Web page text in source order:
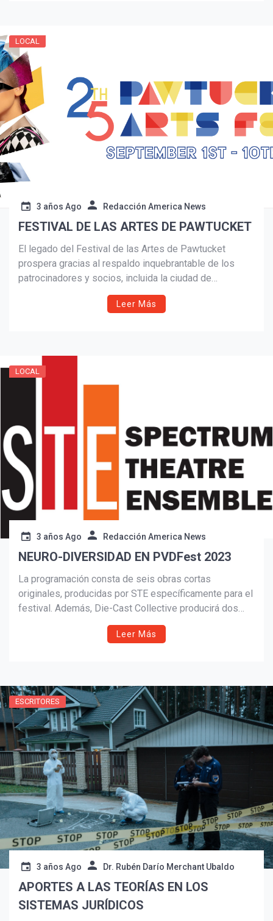
LOCAL
3 años Ago Redacción America News
FESTIVAL DE LAS ARTES DE PAWTUCKET
El legado del Festival de las Artes de Pawtucket
prospera gracias al respaldo inquebrantable de los
patrocinadores y socios, incluida la ciudad de
Pawtucket y sus increíbles residentes.
Leer Más
LOCAL
3 años Ago Redacción America News
NEURO-DIVERSIDAD EN PVDFest 2023
La programación consta de seis obras cortas
originales, producidas por STE específicamente para el
festival. Además, Die-Cast Collective producirá dos
obras cortas y una pieza ideada que se creará durante
la semana previa al festival.Leer Más
ESCRITORES
3 años Ago Dr. Rubén Darío Merchant Ubaldo
APORTES A LAS TEORÍAS EN LOS
SISTEMAS JURÍDICOS